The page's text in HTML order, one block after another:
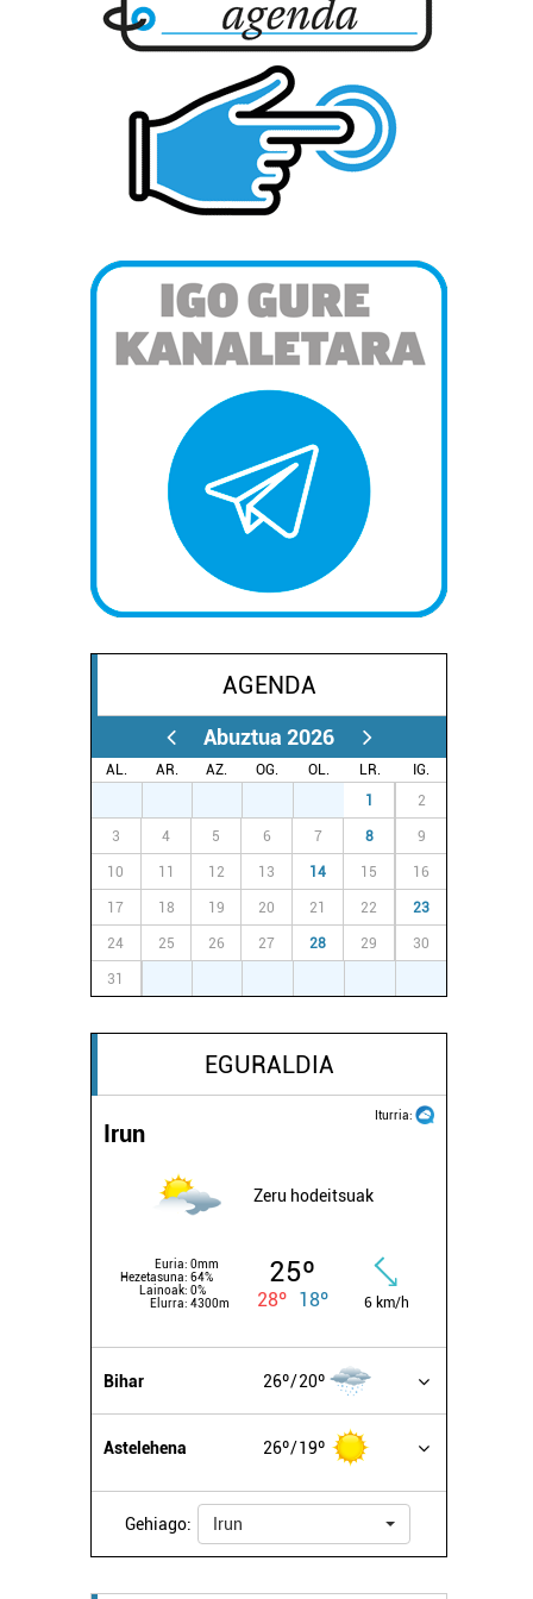
AGENDA
Abuztua 2026
AL. AR. AZ. OG. OL. LR.
IG.
1 2
3 4 5 6 7 8 9
10 11 12 13 14 15 16
17 18 19 20 21 22 23
24 25 26 27 28 29 30
31
EGURALDIA
Iturria:
Irun
Zeru hodeitsuak
Euria: 0mm
Hezetasuna: 64%
Lainoak: 0%
Elurra: 4300m
25º
28º 18º 6 km/h
Bihar 26º 20º
Astelehena 26º 19º
Gehiago: Irun